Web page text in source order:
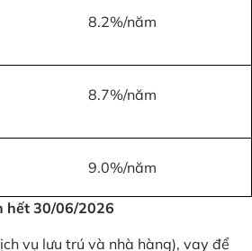
8.2%/năm
8.7%/năm
9.0%/năm
hết 30/06/2026
vụ lưu trú và nhà hàng), vay để